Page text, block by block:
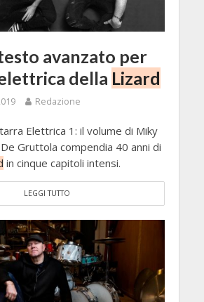
avanzato per
della Lizard
Redazione
Elettrica 1: il volume di Miky
Gruttola compendia 40 anni di
in cinque capitoli intensi.
LEGGI TUTTO